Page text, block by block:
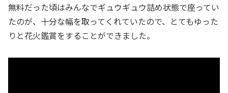
無料だった頃はみんなでギュウギュウ詰め状態で座ってい
たのが、十分な幅を取ってくれていたので、とてもゆった
りと花火鑑賞をすることができました。